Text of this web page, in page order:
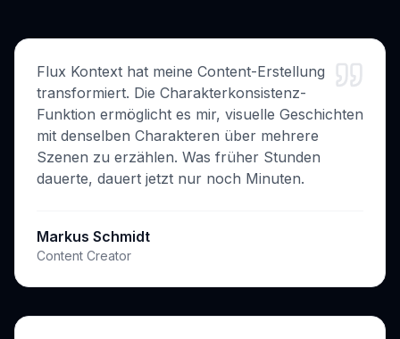
Flux Kontext hat meine Content-Erstellung
transformiert. Die Charakterkonsistenz-
Funktion ermöglicht es mir, visuelle Geschichten
mit denselben Charakteren über mehrere
Szenen zu erzählen. Was früher Stunden
dauerte, dauert jetzt nur noch Minuten.
Markus Schmidt
Content Creator